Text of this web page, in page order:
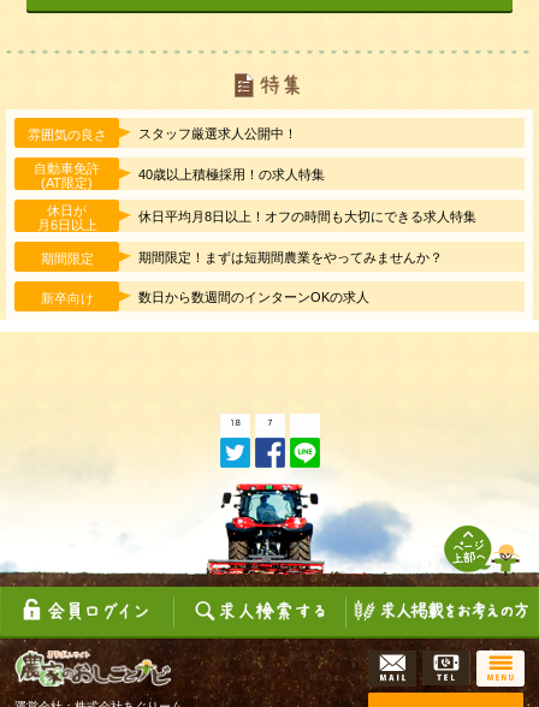
雰囲気の良さ スタッフ厳選求人公開中！
自動車免許
(AT限定)
40歳以上積極採用！の求人特集
休日が
月6日以上
休日平均月8日以上！オフの時間も大切にできる求人特集
期間限定 期間限定！まずは短期間農業をやってみませんか？
新卒向け 数日から数週間のインターンOKの求人